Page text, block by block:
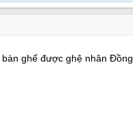
ghế được ghệ nhân Đồng